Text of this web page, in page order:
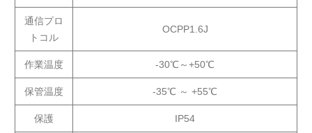
通信プロ
トコル
OCPP1.6J
作業温度 -30℃～+50℃
保管温度 -35℃ ～ +55℃
保護 IP54